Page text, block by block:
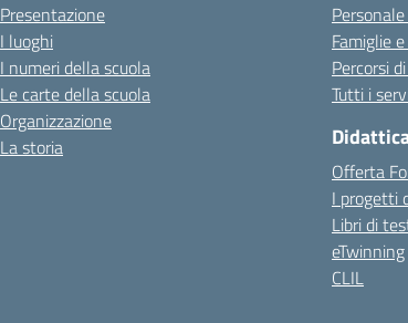
Presentazione
I luoghi
I numeri della scuola
Le carte della scuola
Organizzazione
La storia
Famiglie
Percorsi
Tutti i
Offerta
I progetti
Libri di
eTwinning
CLIL